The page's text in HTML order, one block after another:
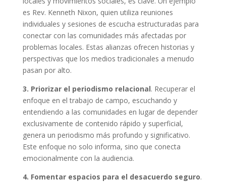
es Rev. Kenneth Nixon, quien utiliza reuniones
individuales y sesiones de escucha estructuradas para
conectar con las comunidades más afectadas por
problemas locales. Estas alianzas ofrecen historias y
perspectivas que los medios tradicionales a menudo
pasan por alto.
3. Priorizar el periodismo relacional. Recuperar el
enfoque en el trabajo de campo, escuchando y
entendiendo a las comunidades en lugar de depender
exclusivamente de contenido rápido y superficial,
genera un periodismo más profundo y significativo.
Este enfoque no solo informa, sino que conecta
emocionalmente con la audiencia.
4. Fomentar espacios para el desacuerdo seguro.